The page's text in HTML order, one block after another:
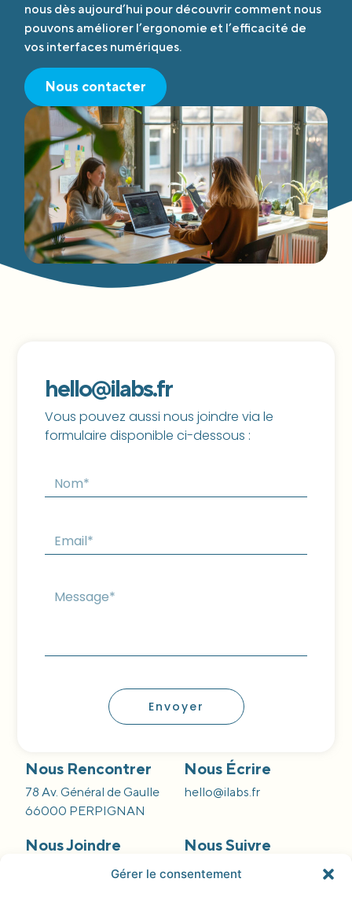
Gérer le consentement
nous dès aujourd’hui pour découvrir comment nous
pouvons améliorer l’ergonomie et l’efficacité de
vos interfaces numériques.
Nous contacter
hello@ilabs.fr
Vous pouvez aussi nous joindre via le
formulaire disponible ci-dessous :
Envoyer
Nous Rencontrer
78 Av. Général de Gaulle
66000 PERPIGNAN
Nous Écrire
hello@ilabs.fr
Nous Joindre Nous Suivre